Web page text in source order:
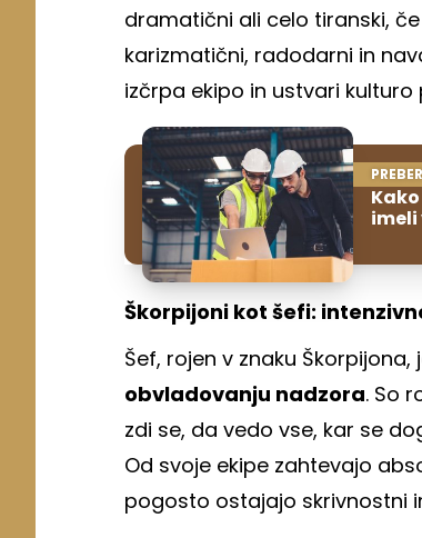
dramatični ali celo tiranski,
karizmatični, radodarni in
izčrpa ekipo in ustvari
imeli
Škorpijoni kot šefi:
Šef, rojen v znaku Škorpijona,
obvladovanju nadzora. So
zdi se, da vedo vse, kar se
Od svoje ekipe zahtevajo
pogosto ostajajo skrivnostni